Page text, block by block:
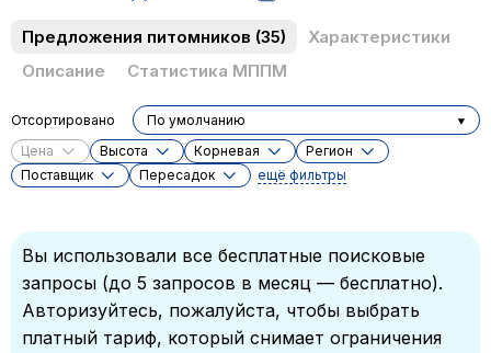
Предложения питомников (35)
Характеристики
Описание
Статистика МППМ
Цена Высота Корневая
Регион
Поставщик
Пересадок ещё фильтры
Отсортировано По умолчанию
Вы использовали все бесплатные поисковые
запросы (до 5 запросов в месяц — бесплатно).
Авторизуйтесь, пожалуйста, чтобы выбрать
платный тариф, который снимает ограничения